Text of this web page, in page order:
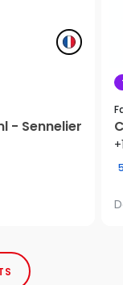
- Sennelier